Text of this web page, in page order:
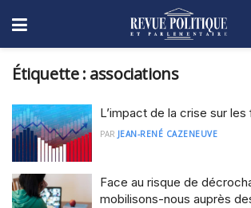
Étiquette : associations
L’impact de la crise sur
PAR JEAN-RENÉ CAZENEUVE
Face au risque de
mobilisons-nous auprès